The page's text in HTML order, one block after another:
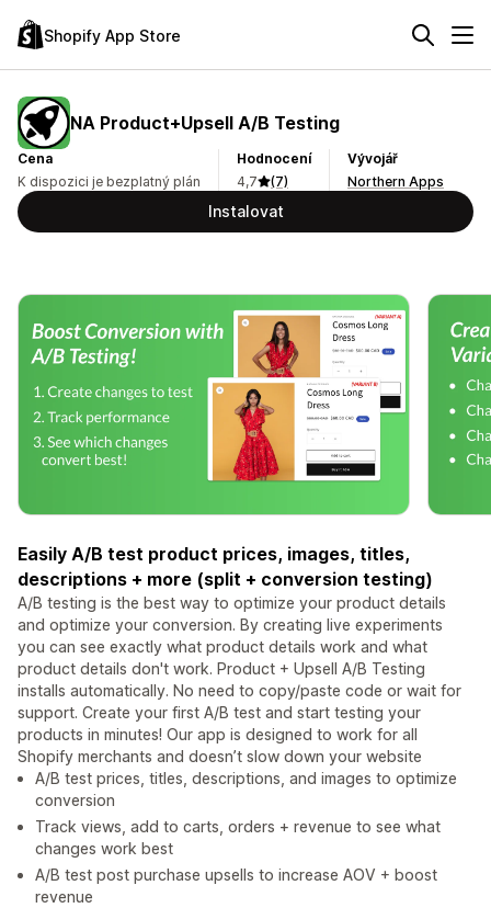
Shopify App Store
NA Product+Upsell A/B Testing
Cena
K dispozici je bezplatný plán
Hodnocení
4,7
(7)
Vývojář
Northern Apps
Instalovat
Easily A/B test product prices, images, titles,
descriptions + more (split + conversion testing)
A/B testing is the best way to optimize your product details
and optimize your conversion. By creating live experiments
you can see exactly what product details work and what
product details don't work. Product + Upsell A/B Testing
installs automatically. No need to copy/paste code or wait for
support. Create your first A/B test and start testing your
products in minutes! Our app is designed to work for all
Shopify merchants and doesn’t slow down your website
A/B test prices, titles, descriptions, and images to optimize
conversion
Track views, add to carts, orders + revenue to see what
changes work best
A/B test post purchase upsells to increase AOV + boost
revenue